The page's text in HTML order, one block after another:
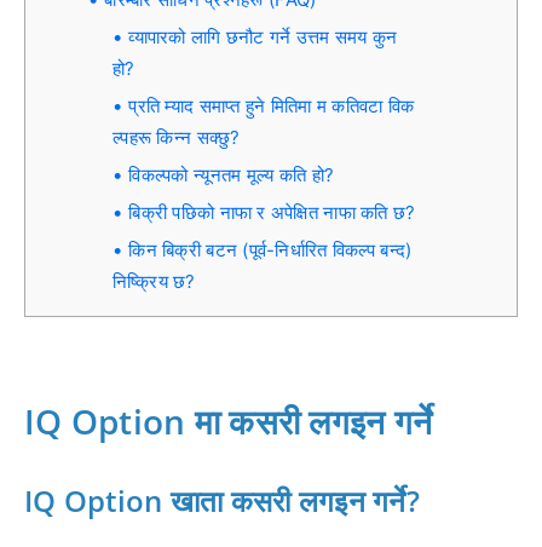
व्यापारको लागि छनौट गर्ने उत्तम समय कुन
हो?
प्रति म्याद समाप्त हुने मितिमा म कतिवटा विक
ल्पहरू किन्न सक्छु?
विकल्पको न्यूनतम मूल्य कति हो?
बिक्री पछिको नाफा र अपेक्षित नाफा कति छ?
किन बिक्री बटन (पूर्व-निर्धारित विकल्प बन्द)
निष्क्रिय छ?
IQ Option मा कसरी लगइन गर्ने
IQ Option खाता कसरी लगइन गर्ने?